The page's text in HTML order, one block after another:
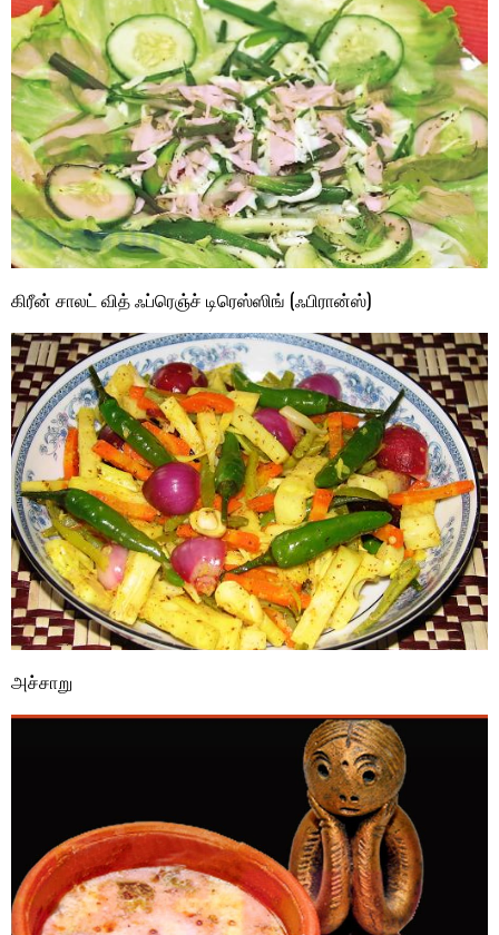
கிரீன் சாலட் வித் ஃப்ரெஞ்ச் டிரெஸ்ஸிங் (ஃபிரான்ஸ்)
அச்சாறு